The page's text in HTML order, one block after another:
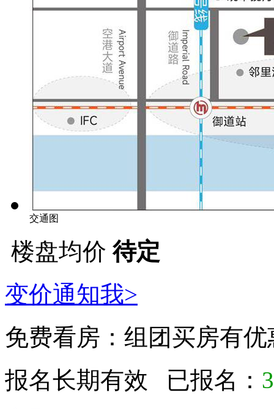
交通图
楼盘均价待定
变价通知我>
免费看房： 组团买房有
报名长期有效 已报名：